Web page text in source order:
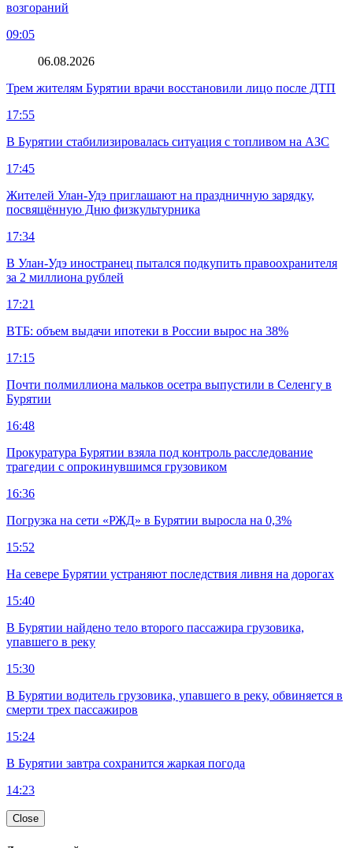
возгораний
09:05
06.08.2026
Трем жителям Бурятии врачи восстановили лицо после ДТП
17:55
В Бурятии стабилизировалась ситуация с топливом на АЗС
17:45
Жителей Улан-Удэ приглашают на праздничную зарядку,
посвящённую Дню физкультурника
17:34
В Улан-Удэ иностранец пытался подкупить правоохранителя
за 2 миллиона рублей
17:21
ВТБ: объем выдачи ипотеки в России вырос на 38%
17:15
Почти полмиллиона мальков осетра выпустили в Селенгу в
Бурятии
16:48
Прокуратура Бурятии взяла под контроль расследование
трагедии с опрокинувшимся грузовиком
16:36
Погрузка на сети «РЖД» в Бурятии выросла на 0,3%
15:52
На севере Бурятии устраняют последствия ливня на дорогах
15:40
В Бурятии найдено тело второго пассажира грузовика,
упавшего в реку
15:30
В Бурятии водитель грузовика, упавшего в реку, обвиняется в
смерти трех пассажиров
15:24
В Бурятии завтра сохранится жаркая погода
14:23
Close